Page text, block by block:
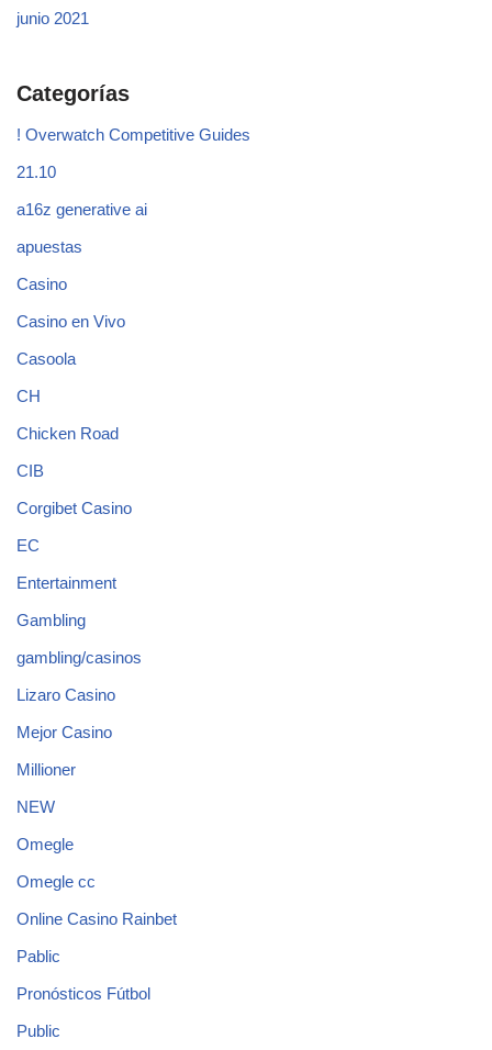
junio 2021
Categorías
! Overwatch Competitive Guides
21.10
a16z generative ai
apuestas
Casino
Casino en Vivo
Casoola
CH
Chicken Road
CIB
Corgibet Casino
EC
Entertainment
Gambling
gambling/casinos
Lizaro Casino
Mejor Casino
Millioner
NEW
Omegle
Omegle cc
Online Casino Rainbet
Pablic
Pronósticos Fútbol
Public